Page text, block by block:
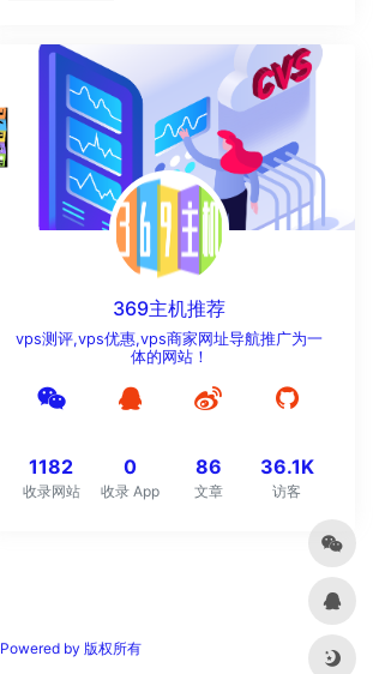
369主机推荐
vps测评,vps优惠,vps商家网址导航推广为一
体的网站！
1182
收录网站
0
收录 App
86
文章
36.1K
访客
Powered by 版权所有